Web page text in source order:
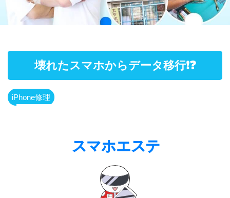
壊れたスマホからデータ移行❗️❓
iPhone修理